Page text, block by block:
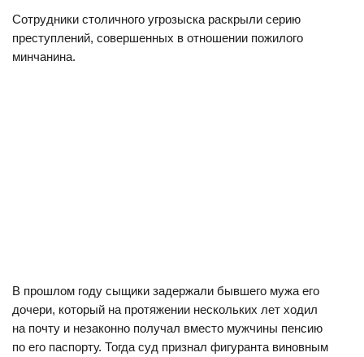
Сотрудники столичного угрозыска раскрыли серию
преступлений, совершенных в отношении пожилого
минчанина.
В прошлом году сыщики задержали бывшего мужа его
дочери, который на протяжении нескольких лет ходил
на почту и незаконно получал вместо мужчины пенсию
по его паспорту. Тогда суд признал фигуранта виновным